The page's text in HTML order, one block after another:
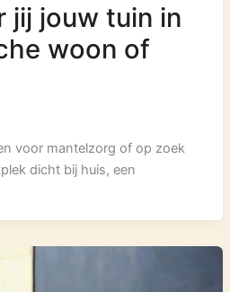
jij jouw tuin in
woon of
voor mantelzorg of op zoek
dicht bij huis, een